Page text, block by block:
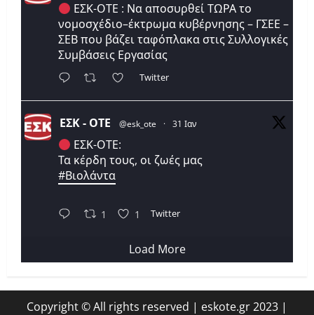
ΕΣΚ-ΟΤΕ : Να αποσυρθεί ΤΩΡΑ το
νομοσχέδιο–έκτρωμα κυβέρνησης – ΓΣΕΕ –
ΣΕΒ που βάζει ταφόπλακα στις Συλλογικές
Συμβάσεις Εργασίας
Twitter
ΕΣΚ - ΟΤΕ @esk_ote · 31 Ιαν
ΕΣΚ-ΟΤΕ:
Τα κέρδη τους, οι ζωές μας
#Βιολάντα
1 1 Twitter
Load More
Copyright © All rights reserved | eskote.gr 2023 |